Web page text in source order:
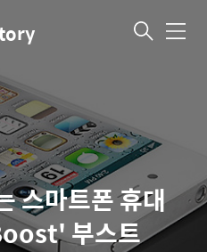
메
스마트폰 휴대
부스트